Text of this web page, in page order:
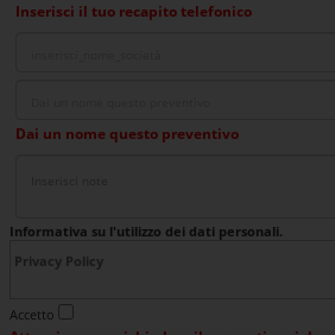
Inserisci il tuo recapito telefonico
Dai un nome questo preventivo
Informativa su l'utilizzo dei dati personali.
Privacy Policy
La presente Privacy Policy è resa ai sensi dell'art. 13
Accetto